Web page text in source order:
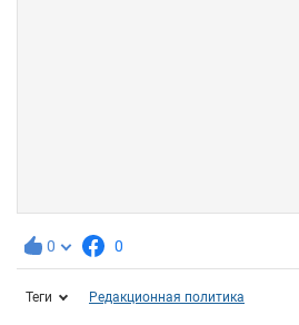
0 0
Теги Редакционная политика